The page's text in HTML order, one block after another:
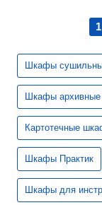
1
Шкафы
Шкафы архивные
Картотечные
Шкафы Практик
Шкафы для